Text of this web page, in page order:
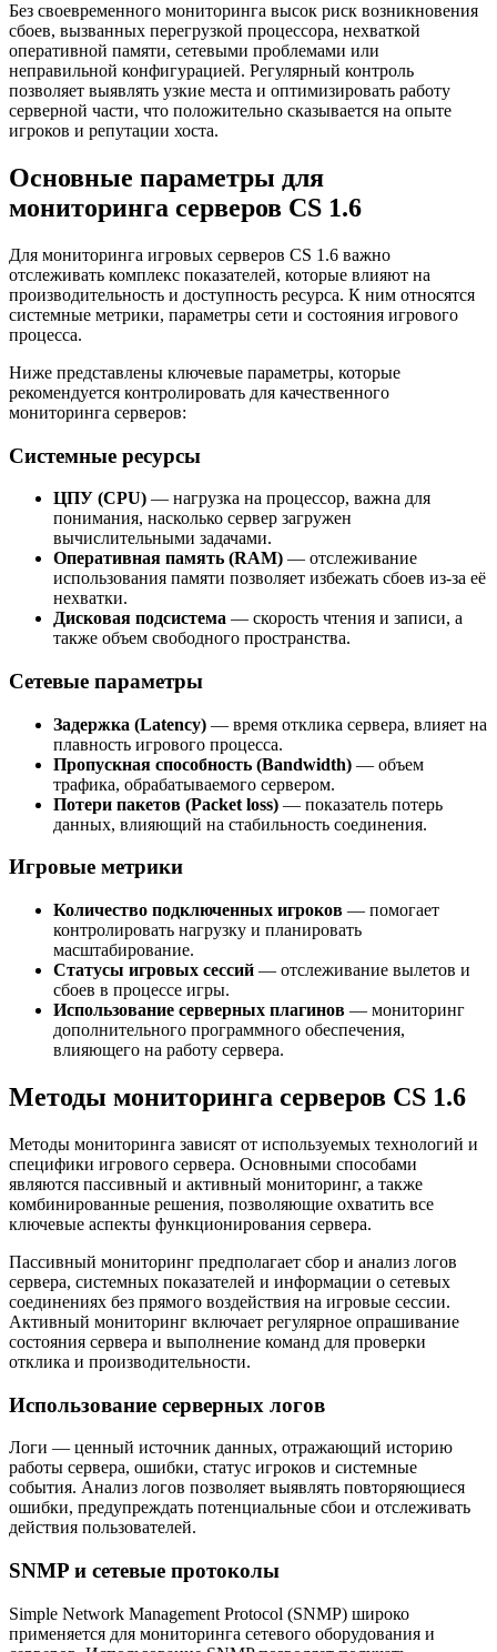
Без своевременного мониторинга высок риск возникновения
сбоев, вызванных перегрузкой процессора, нехваткой
оперативной памяти, сетевыми проблемами или
неправильной конфигурацией. Регулярный контроль
позволяет выявлять узкие места и оптимизировать работу
серверной части, что положительно сказывается на опыте
игроков и репутации хоста.
Основные параметры для
мониторинга серверов CS 1.6
Для мониторинга игровых серверов CS 1.6 важно
отслеживать комплекс показателей, которые влияют на
производительность и доступность ресурса. К ним относятся
системные метрики, параметры сети и состояния игрового
процесса.
Ниже представлены ключевые параметры, которые
рекомендуется контролировать для качественного
мониторинга серверов:
Системные ресурсы
ЦПУ (CPU) — нагрузка на процессор, важна для
понимания, насколько сервер загружен
вычислительными задачами.
Оперативная память (RAM) — отслеживание
использования памяти позволяет избежать сбоев из-за её
нехватки.
Дисковая подсистема — скорость чтения и записи, а
также объем свободного пространства.
Сетевые параметры
Задержка (Latency) — время отклика сервера, влияет на
плавность игрового процесса.
Пропускная способность (Bandwidth) — объем
трафика, обрабатываемого сервером.
Потери пакетов (Packet loss) — показатель потерь
данных, влияющий на стабильность соединения.
Игровые метрики
Количество подключенных игроков — помогает
контролировать нагрузку и планировать
масштабирование.
Статусы игровых сессий — отслеживание вылетов и
сбоев в процессе игры.
Использование серверных плагинов — мониторинг
дополнительного программного обеспечения,
влияющего на работу сервера.
Методы мониторинга серверов CS 1.6
Методы мониторинга зависят от используемых технологий и
специфики игрового сервера. Основными способами
являются пассивный и активный мониторинг, а также
комбинированные решения, позволяющие охватить все
ключевые аспекты функционирования сервера.
Пассивный мониторинг предполагает сбор и анализ логов
сервера, системных показателей и информации о сетевых
соединениях без прямого воздействия на игровые сессии.
Активный мониторинг включает регулярное опрашивание
состояния сервера и выполнение команд для проверки
отклика и производительности.
Использование серверных логов
Логи — ценный источник данных, отражающий историю
работы сервера, ошибки, статус игроков и системные
события. Анализ логов позволяет выявлять повторяющиеся
ошибки, предупреждать потенциальные сбои и отслеживать
действия пользователей.
SNMP и сетевые протоколы
Simple Network Management Protocol (SNMP) широко
применяется для мониторинга сетевого оборудования и